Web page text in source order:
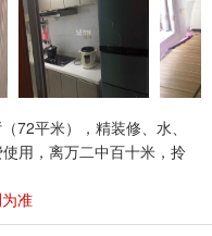
72平米），精装修、水、
用，离万二中百十米，拎
准